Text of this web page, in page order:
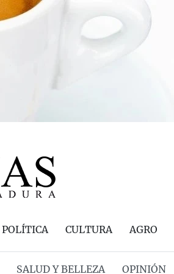
POLÍTICA CULTURA AGRO
SALUD Y BELLEZA OPINIÓN